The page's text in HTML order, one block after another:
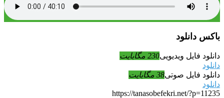
باکس دانلود
دانلود فایل ویدیویی230 مگابایت
دانلود
دانلود فایل صوتی38 مگابایت
دانلود
https://tanasobefekri.net/?p=11235